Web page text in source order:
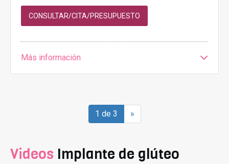
CONSULTAR/CITA/PRESUPUESTO
Más información
1 de 3 »
Videos Implante de glúteo